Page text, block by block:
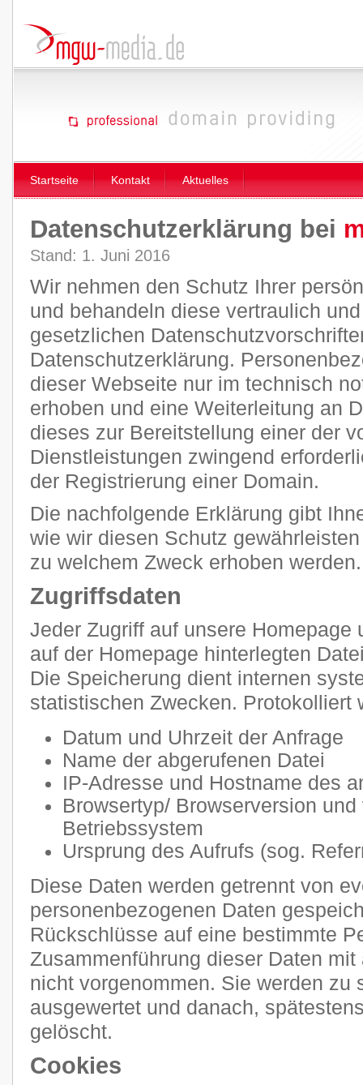
Startseite Kontakt Aktuelles
Datenschutzerklärung bei
Stand: 1. Juni 2016
Wir nehmen den Schutz Ihrer
und behandeln diese vertraulich
gesetzlichen
Datenschutzerklärung.
dieser Webseite nur im technisch
erhoben und eine Weiterleitung an
dieses zur Bereitstellung einer der
Dienstleistungen zwingend
der Registrierung einer Domain.
Die nachfolgende Erklärung gibt
wie wir diesen Schutz
zu welchem Zweck erhoben werden.
Zugriffsdaten
Jeder Zugriff auf unsere Homepage
auf der Homepage hinterlegten
Die Speicherung dient internen
statistischen Zwecken. Protokolliert
Datum und Uhrzeit der Anfrage
Name der abgerufenen Datei
IP-Adresse und Hostname des
Browsertyp/ Browserversion
Betriebssystem
Ursprung des Aufrufs (sog.
Diese Daten werden getrennt von
personenbezogenen Daten
Rückschlüsse auf eine bestimmte
Zusammenführung dieser Daten
nicht vorgenommen. Sie werden zu
ausgewertet und danach,
gelöscht.
Cookies